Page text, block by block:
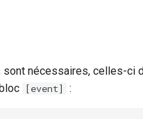
nécessaires, celles-ci
[event] :